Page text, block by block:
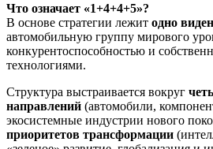
Что означает «1+4+4+5»?
В основе стратегии лежит одно
автомобильную группу мирового
конкурентоспособностью и
технологиями.
Структура выстраивается вокруг
направлений (автомобили,
экосистемные индустрии нового
приоритетов трансформации